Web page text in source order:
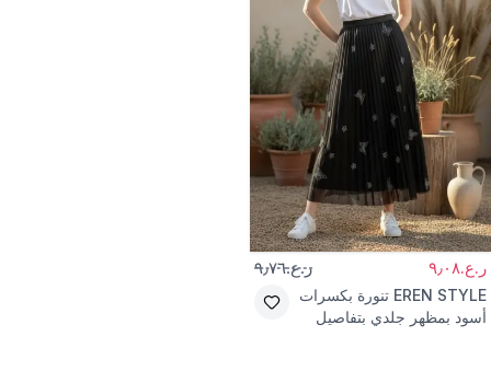
ر.ع.٩٫٠٨ ر.ع.٩٫٧٦
EREN STYLE تنورة بكسرات
أسود بمظهر جلدي بتفاصيل